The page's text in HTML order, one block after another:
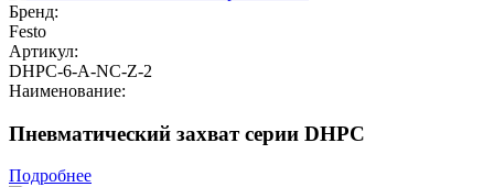
Бренд:
Festo
Артикул:
DHPC-6-A-NC-Z-2
Наименование:
Пневматический захват серии DHPC
Подробнее